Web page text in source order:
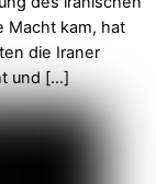
Macht kam, hat
die Iraner
und […]